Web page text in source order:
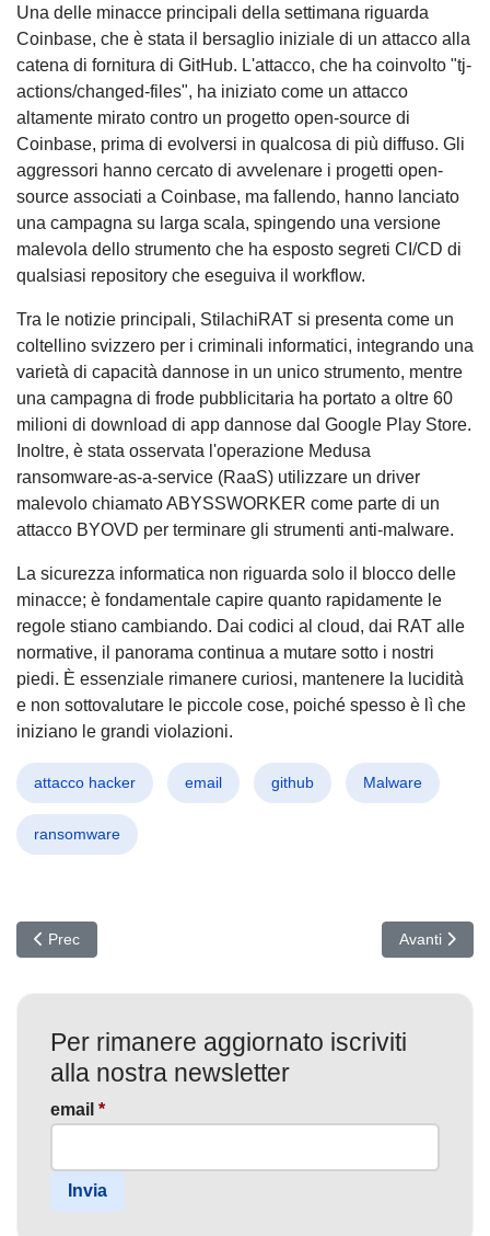
Una delle minacce principali della settimana riguarda
Coinbase, che è stata il bersaglio iniziale di un attacco alla
catena di fornitura di GitHub. L'attacco, che ha coinvolto "tj-
actions/changed-files", ha iniziato come un attacco
altamente mirato contro un progetto open-source di
Coinbase, prima di evolversi in qualcosa di più diffuso. Gli
aggressori hanno cercato di avvelenare i progetti open-
source associati a Coinbase, ma fallendo, hanno lanciato
una campagna su larga scala, spingendo una versione
malevola dello strumento che ha esposto segreti CI/CD di
qualsiasi repository che eseguiva il workflow.
Tra le notizie principali, StilachiRAT si presenta come un
coltellino svizzero per i criminali informatici, integrando una
varietà di capacità dannose in un unico strumento, mentre
una campagna di frode pubblicitaria ha portato a oltre 60
milioni di download di app dannose dal Google Play Store.
Inoltre, è stata osservata l'operazione Medusa
ransomware-as-a-service (RaaS) utilizzare un driver
malevolo chiamato ABYSSWORKER come parte di un
attacco BYOVD per terminare gli strumenti anti-malware.
La sicurezza informatica non riguarda solo il blocco delle
minacce; è fondamentale capire quanto rapidamente le
regole stiano cambiando. Dai codici al cloud, dai RAT alle
normative, il panorama continua a mutare sotto i nostri
piedi. È essenziale rimanere curiosi, mantenere la lucidità
e non sottovalutare le piccole cose, poiché spesso è lì che
iniziano le grandi violazioni.
attacco hacker email github Malware
ransomware
Articolo precedente: VanHelsing: L'Incubo RaaS Che Minaccia
Prec Articolo
Avanti
Per rimanere aggiornato iscriviti
alla nostra newsletter
email *
Invia